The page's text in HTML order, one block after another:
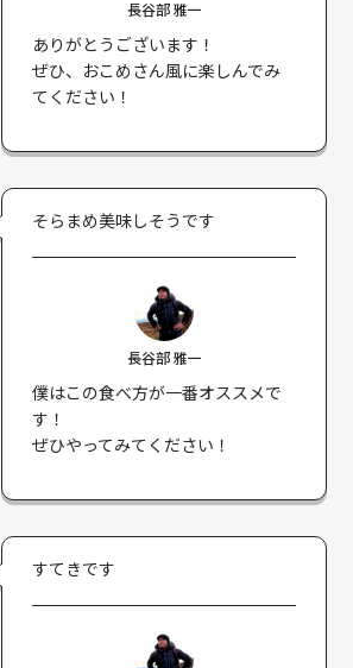
長谷部 雅一
ありがとうございます！
ぜひ、おこめさん風に楽しんでみ
てください！
そらまめ美味しそうです
長谷部 雅一
僕はこの食べ方が一番オススメで
す！
ぜひやってみてください！
すてきです